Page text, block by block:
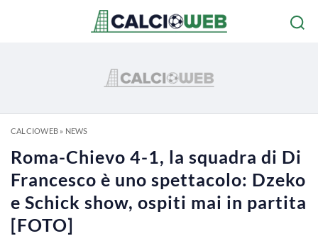
CALCIOWEB» NEWS
Roma-Chievo 4-1, la squadra di Di
Francesco è uno spettacolo: Dzeko
e Schick show, ospiti mai in partita
[FOTO]